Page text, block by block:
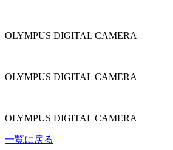
OLYMPUS DIGITAL CAMERA
OLYMPUS DIGITAL CAMERA
OLYMPUS DIGITAL CAMERA
一覧に戻る